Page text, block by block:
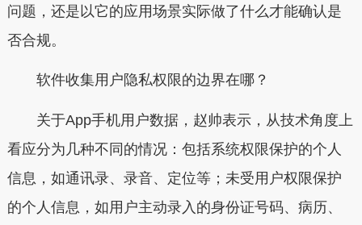
问题，还是以它的应用场景实际做了什么才能确认是
否合规。
软件收集用户隐私权限的边界在哪？
关于App手机用户数据，赵帅表示，从技术角度上
看应分为几种不同的情况：包括系统权限保护的个人
信息，如通讯录、录音、定位等；未受用户权限保护
的个人信息，如用户主动录入的身份证号码、病历、